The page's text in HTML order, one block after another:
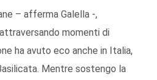
– afferma Galella -,
momenti di
ha avuto eco anche in Italia,
Mentre sostengo la